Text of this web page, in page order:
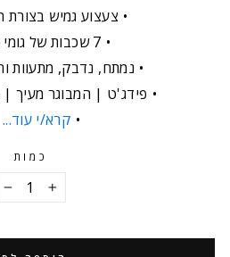
צעצוע גמיש בצורת
7 שכבות של גומי מעיך
נמתח, נדבק, מתעוות
פידג'ט | המבוגר מעיך |
קרא/י עוד...
כמות
+